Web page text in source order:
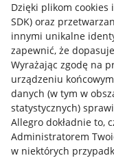
Dzięki plikom
SDK) oraz
innymi unikalne
zapewnić, że
Wyrażając zgodę na
urządzeniu
danych (w tym w
statystycznych)
Allegro dokładnie to,
Administratorem
w niektórych